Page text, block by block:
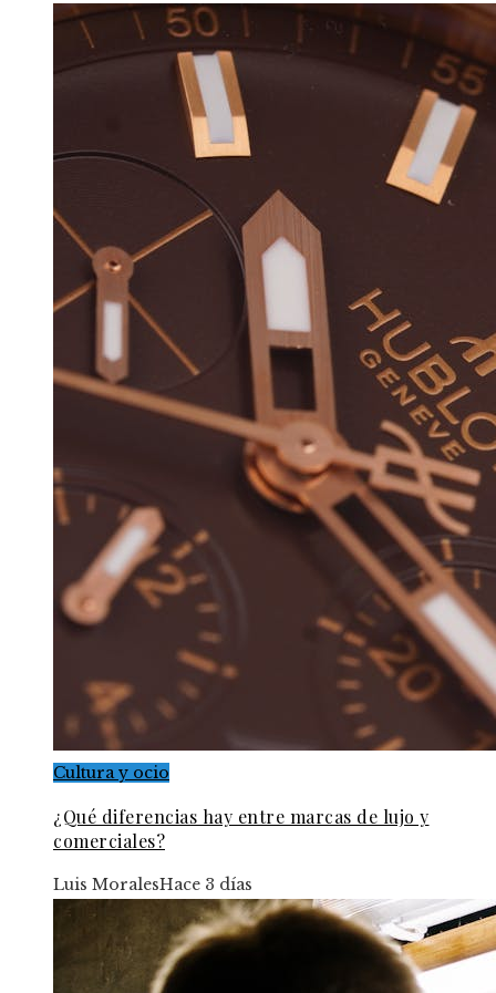
Cultura y ocio
¿Qué diferencias hay entre marcas de lujo y
comerciales?
Luis MoralesHace 3 días